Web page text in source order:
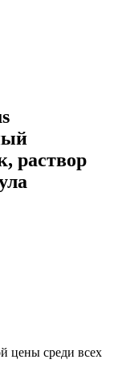
раствор
цены среди всех